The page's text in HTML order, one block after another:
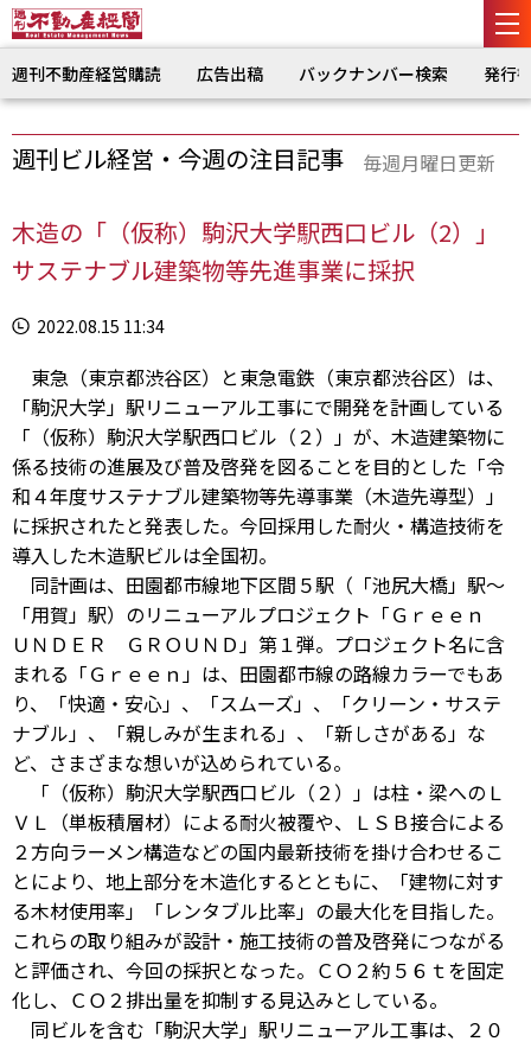
週刊不動産経営購読 広告出稿 バックナンバー検索 発行
週刊ビル経営・今週の注目記事 毎週月曜日更新
木造の「（仮称）駒沢大学駅西口ビル（2）」
サステナブル建築物等先進事業に採択
2022.08.15 11:34
東急（東京都渋谷区）と東急電鉄（東京都渋谷区）は、
「駒沢大学」駅リニューアル工事にで開発を計画している
「（仮称）駒沢大学駅西口ビル（２）」が、木造建築物に
係る技術の進展及び普及啓発を図ることを目的とした「令
和４年度サステナブル建築物等先導事業（木造先導型）」
に採択されたと発表した。今回採用した耐火・構造技術を
導入した木造駅ビルは全国初。
同計画は、田園都市線地下区間５駅（「池尻大橋」駅～
「用賀」駅）のリニューアルプロジェクト「Ｇｒｅｅｎ
ＵＮＤＥＲ ＧＲＯＵＮＤ」第１弾。プロジェクト名に含
まれる「Ｇｒｅｅｎ」は、田園都市線の路線カラーでもあ
り、「快適・安心」、「スムーズ」、「クリーン・サステ
ナブル」、「親しみが生まれる」、「新しさがある」な
ど、さまざまな想いが込められている。
「（仮称）駒沢大学駅西口ビル（２）」は柱・梁へのＬ
ＶＬ（単板積層材）による耐火被覆や、ＬＳＢ接合による
２方向ラーメン構造などの国内最新技術を掛け合わせるこ
とにより、地上部分を木造化するとともに、「建物に対す
る木材使用率」「レンタブル比率」の最大化を目指した。
これらの取り組みが設計・施工技術の普及啓発につながる
と評価され、今回の採択となった。ＣＯ２約５６ｔを固定
化し、ＣＯ２排出量を抑制する見込みとしている。
同ビルを含む「駒沢大学」駅リニューアル工事は、２０